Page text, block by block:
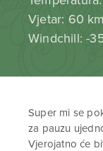
Vjetar: 60
Windchill: -
Super mi se
za pauzu
Vjerojatno će